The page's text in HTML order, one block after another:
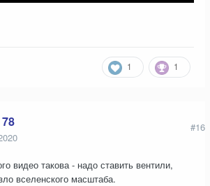
1 1
#16
видео такова - надо ставить вентили,
вселенского масштаба.